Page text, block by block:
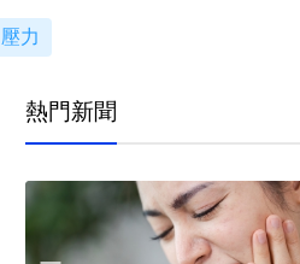
壓力
熱門新聞